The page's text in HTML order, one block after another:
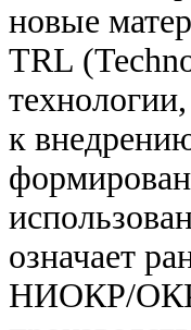
новые
TRL
к
означает
НИОКР/ОКР,